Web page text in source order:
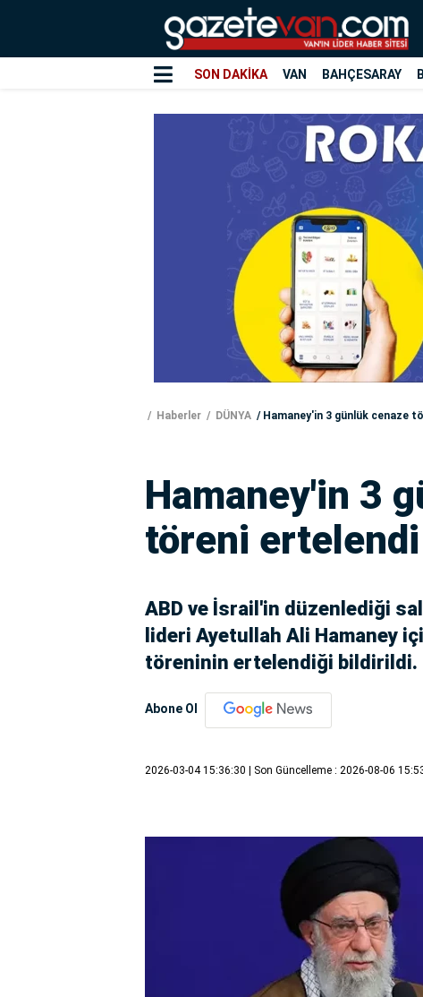
SON DAKİKA VAN BAHÇESARAY
Haberler DÜNYA Hamaney'in 3 günlük cenaze
Hamaney'in 3
töreni ertelendi
ABD ve İsrail'in düzenlediği
lideri Ayetullah Ali Hamaney
töreninin ertelendiği bildirildi.
Abone Ol
2026-03-04 15:36:30 | Son Güncelleme : 2026-08-06